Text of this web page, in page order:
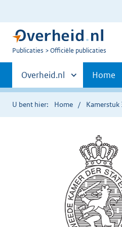
U
Publicaties Officiële publicaties
Primaire
navigatie
Andere
sites
binnen
Overheid.nl Home
U bent hier: Home Kamerstuk